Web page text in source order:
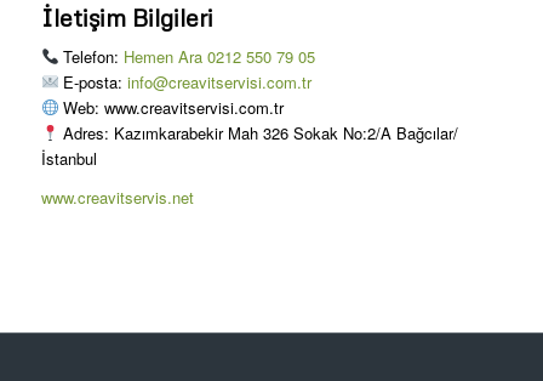
İletişim Bilgileri
Telefon: Hemen Ara 0212 550 79 05
E-posta:info@creavitservisi.com.tr
Web: www.creavitservisi.com.tr
Adres: Kazımkarabekir Mah 326 Sokak No:2/A Bağcılar/
İstanbul
www.creavitservis.net